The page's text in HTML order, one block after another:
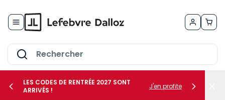
LES CODES DE RENTRÉE 2027 SONT
ARRIVÉS !
J'en profite